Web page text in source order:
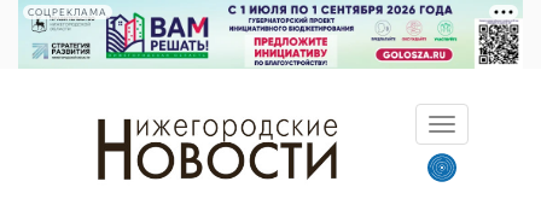
СОЦРЕКЛАМА